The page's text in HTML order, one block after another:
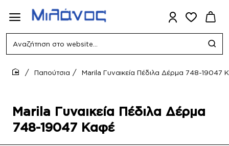
Αναζήτηση
website...
Marila Γυναικεία Πέδιλα Δέρμα
748-19047 Καφέ
Παπούτσια Marila Γυναικεία Πέδιλα Δέρμα 748-19047